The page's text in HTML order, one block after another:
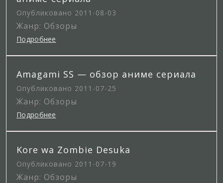
Опубликовано 2011-08-03
Жанр: Обзоры
Подробнее
Amagami SS — обзор аниме сериала
Опубликовано 2011-07-25
Жанр: Обзоры
Подробнее
Kore wa Zombie Desuka
Опубликовано 2011-07-19
Жанр: Обзоры